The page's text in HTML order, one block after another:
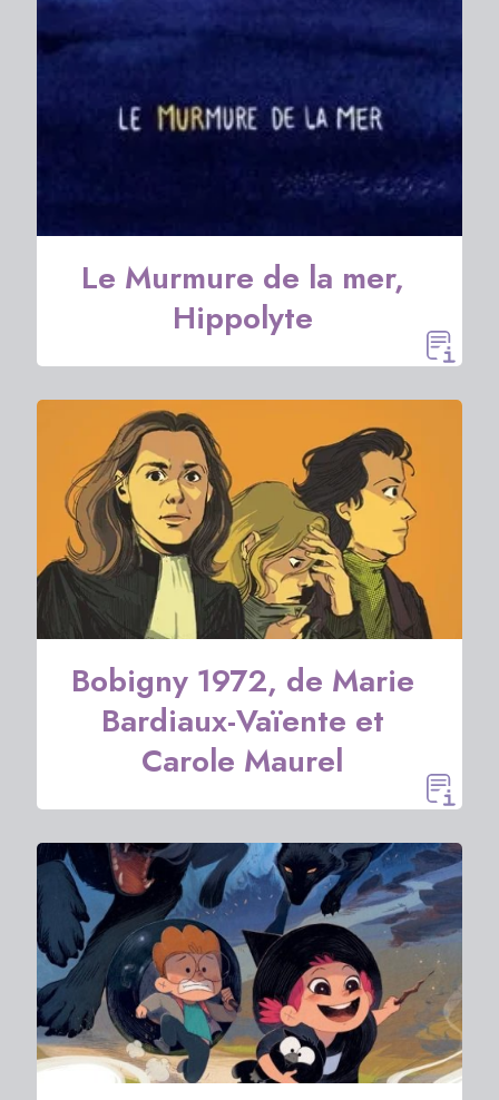
Le Murmure de la mer,
Hippolyte
Bobigny 1972, de Marie
Bardiaux-Vaïente et
Carole Maurel